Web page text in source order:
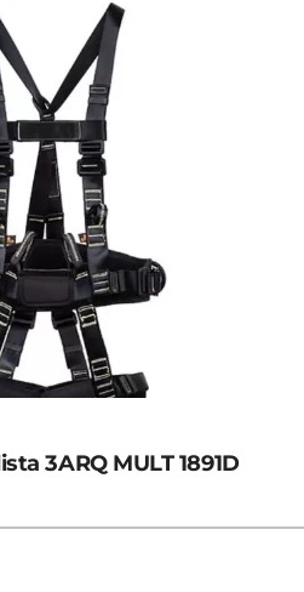
3ARQ MULT 1891D